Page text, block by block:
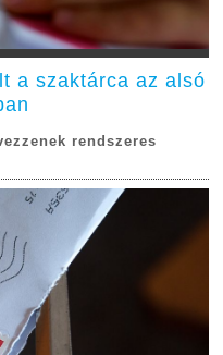
a szaktárca az alsó
rendszeres